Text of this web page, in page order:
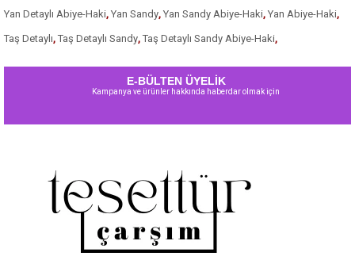
Yan Detaylı Abiye-Haki, Yan Sandy, Yan Sandy Abiye-Haki, Yan Abiye-Haki,
Taş Detaylı, Taş Detaylı Sandy, Taş Detaylı Sandy Abiye-Haki,
E-BÜLTEN ÜYELİK
Kampanya ve ürünler hakkında haberdar olmak için